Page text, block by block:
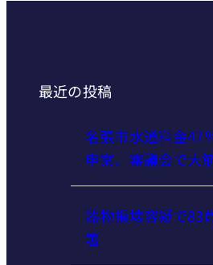
最近の投稿
名張市水道料金
申案、審議会で大
器物損壊容疑で
署